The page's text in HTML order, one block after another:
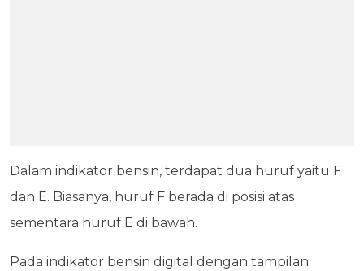
Dalam indikator bensin, terdapat dua huruf yaitu F
dan E. Biasanya, huruf F berada di posisi atas
sementara huruf E di bawah.
Pada indikator bensin digital dengan tampilan